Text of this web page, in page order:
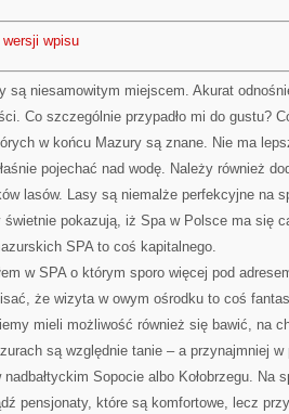
wersji wpisu
są niesamowitym miejscem. Akurat
Co szczególnie przypadło mi do gustu?
w końcu Mazury są znane. Nie ma
pojechać nad wodę. Należy również
lasów. Lasy są niemalże perfekcyjne na
pokazują, iż Spa w Polsce ma się
SPA to coś kapitalnego.
w SPA o którym sporo więcej pod
że wizyta w owym ośrodku to coś
mieli możliwość również się bawić, na
są względnie tanie – a przynajmniej w
Sopocie albo Kołobrzegu. Na
pensjonaty, które są komfortowe, lecz